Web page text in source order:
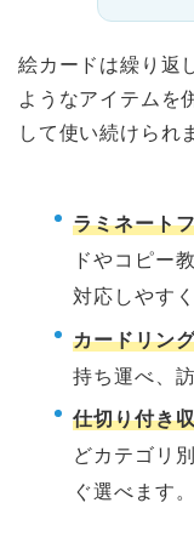
絵カードは繰り返
ようなアイテムを
して使い続けられ
ラミネート
ドやコピー
対応しやす
カードリン
持ち運べ、
仕切り付き
どカテゴリ
ぐ選べます。